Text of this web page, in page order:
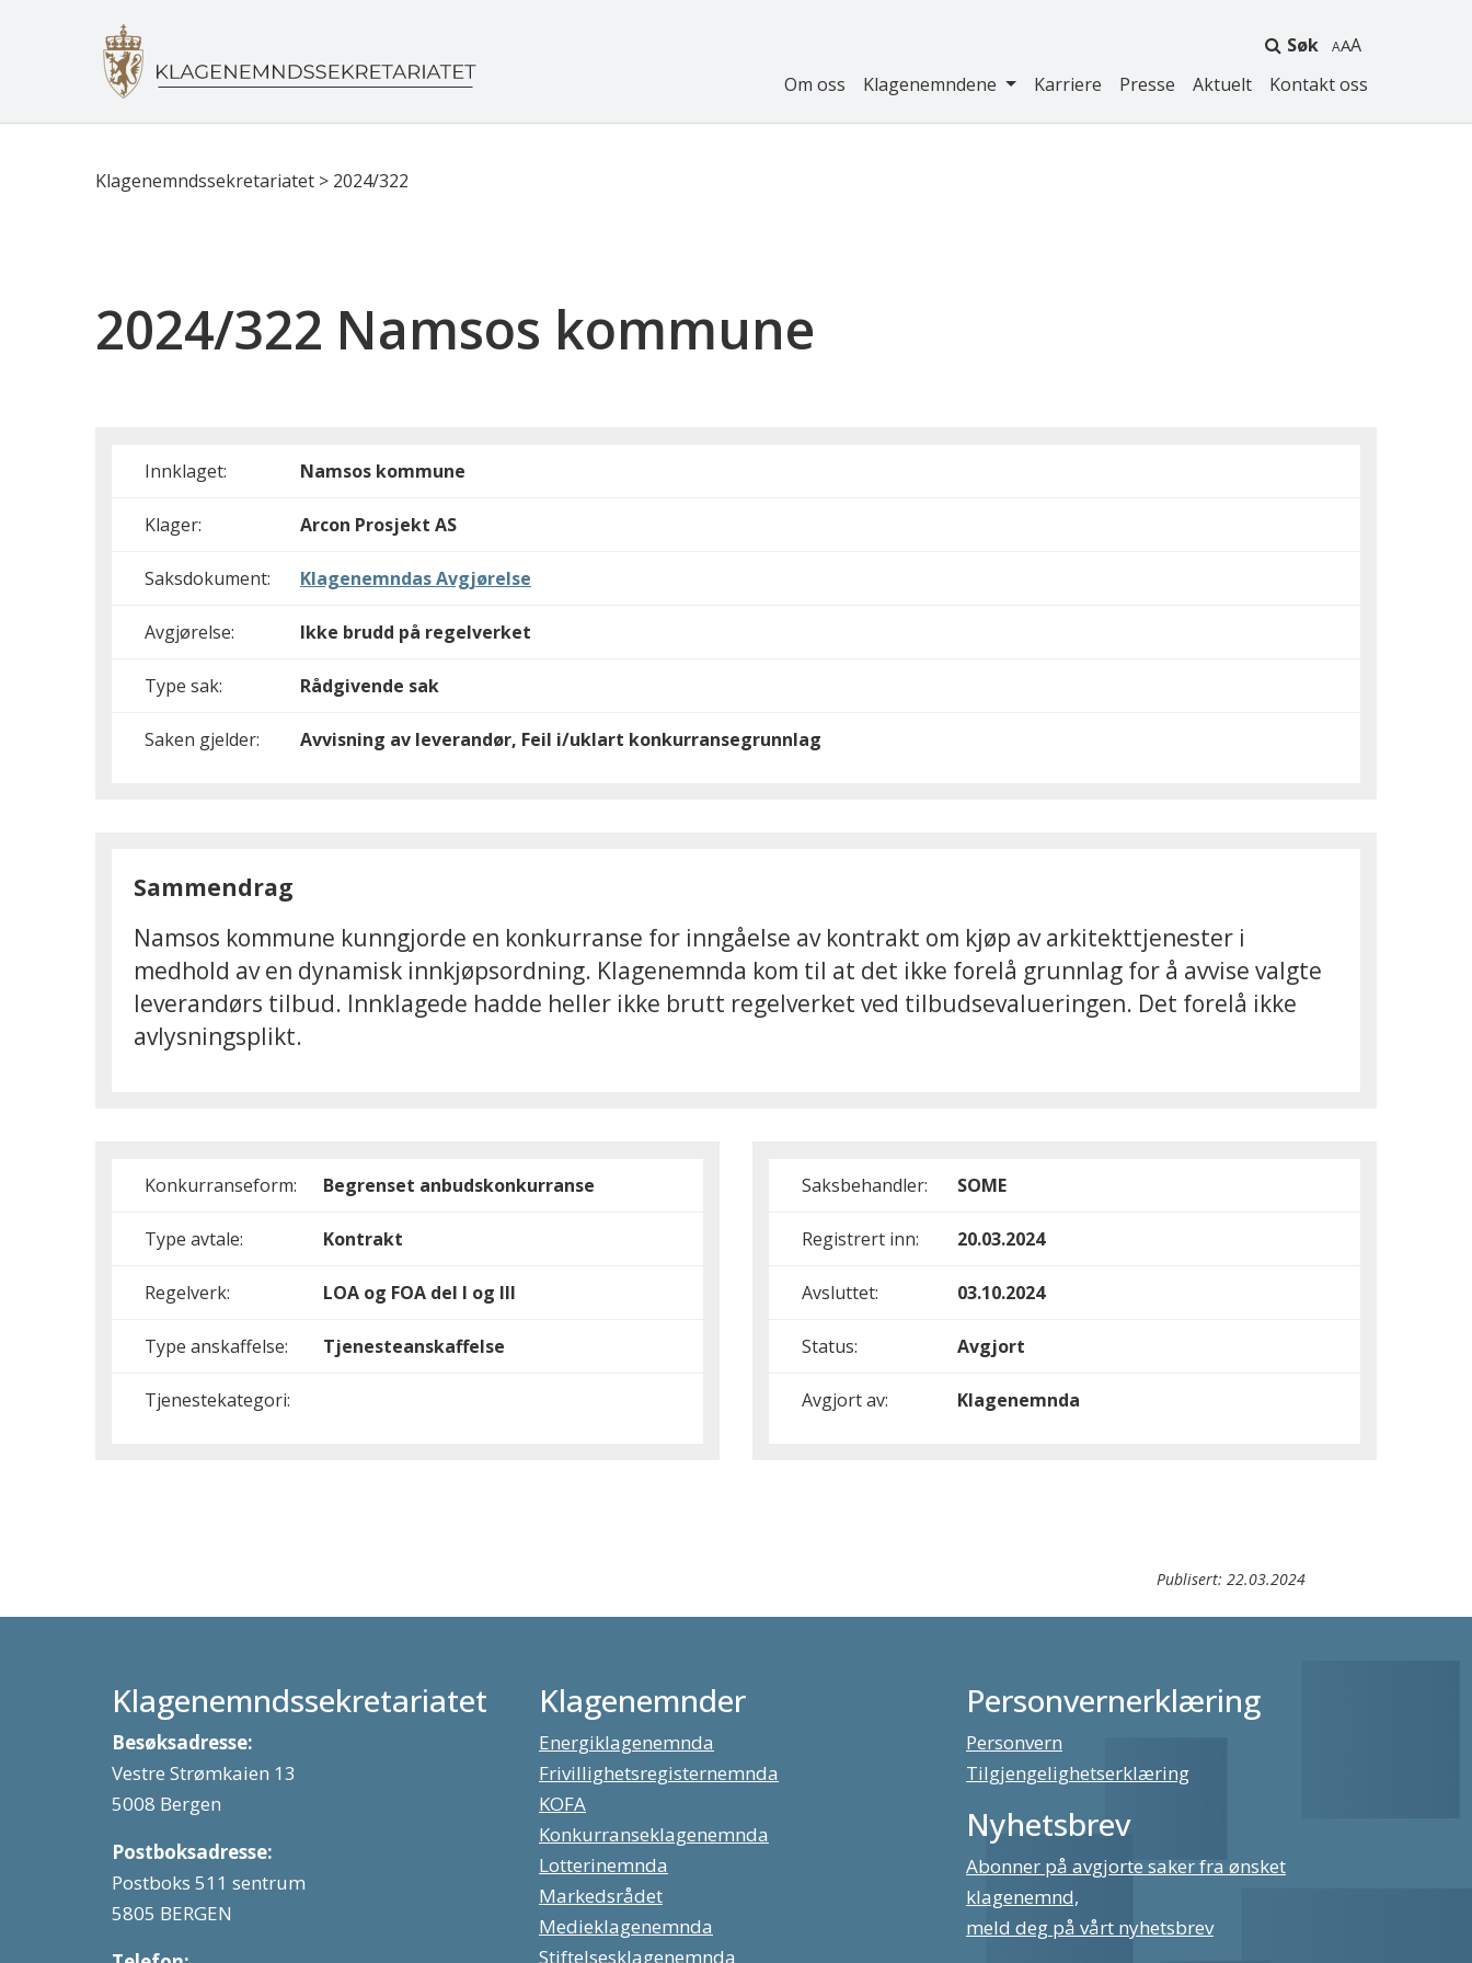
Søk A
Om oss Klagenemndene Karriere Presse Aktuelt Kontakt oss
Klagenemndssekretariatet > 2024/322
2024/322 Namsos kommune
Innklaget: Namsos kommune
Klager: Arcon Prosjekt AS
Saksdokument: Klagenemndas Avgjørelse
Avgjørelse: Ikke brudd på regelverket
Type sak: Rådgivende sak
Saken gjelder: Avvisning av leverandør, Feil i/uklart konkurransegrunnlag
Sammendrag
Namsos kommune kunngjorde en konkurranse for inngåelse av kontrakt om kjøp av arkitekttjenester i
medhold av en dynamisk innkjøpsordning. Klagenemnda kom til at det ikke forelå grunnlag for å avvise valgte
leverandørs tilbud. Innklagede hadde heller ikke brutt regelverket ved tilbudsevalueringen. Det forelå ikke
avlysningsplikt.
Konkurranseform: Begrenset anbudskonkurranse
Type avtale: Kontrakt
Regelverk: LOA og FOA del I og III
Type anskaffelse: Tjenesteanskaffelse
Tjenestekategori:
Saksbehandler: SOME
Registrert inn: 20.03.2024
Avsluttet: 03.10.2024
Status: Avgjort
Avgjort av: Klagenemnda
Publisert: 22.03.2024
Klagenemndssekretariatet
Besøksadresse:
Vestre Strømkaien 13
5008 Bergen
Postboksadresse:
Postboks 511 sentrum
5805 BERGEN
Klagenemnder
Energiklagenemnda
Frivillighetsregisternemnda
KOFA
Konkurranseklagenemnda
Lotterinemnda
Markedsrådet
Medieklagenemnda
Stiftelsesklagenemnda
Personvernerklæring
Personvern
Tilgjengelighetserklæring
Nyhetsbrev
Abonner på avgjorte saker fra ønsket
klagenemnd,
meld deg på vårt nyhetsbrev